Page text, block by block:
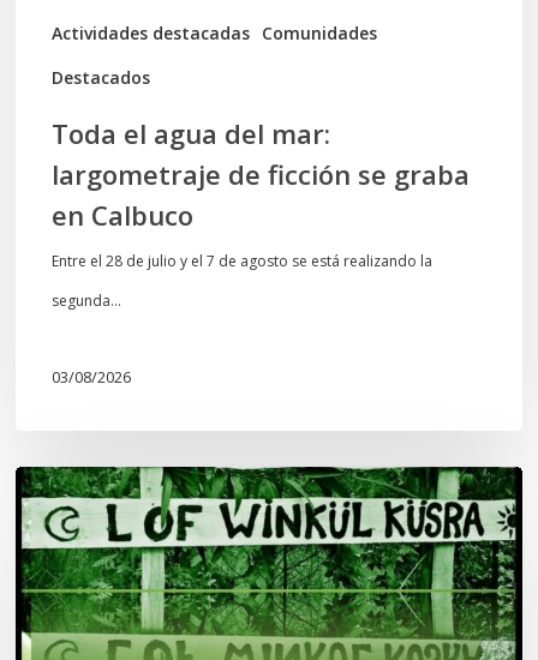
Actividades destacadas Comunidades
Destacados
graba
Toda el agua del mar:
largometraje de ficción se graba
en Calbuco
Entre el 28 de julio y el 7 de agosto se está realizando la
segunda…
03/08/2026
Lof
Winkül
Küsra
convoca
a